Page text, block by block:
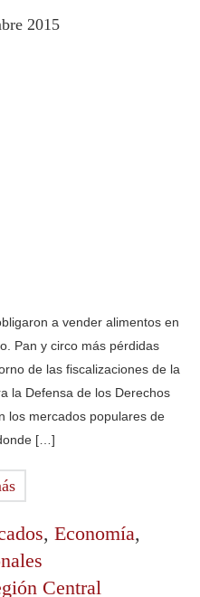
2015
a vender alimentos en
Pan y circo más pérdidas
de las fiscalizaciones de la
la Defensa de los Derechos
los mercados populares de
[…]
, Economía,
Central